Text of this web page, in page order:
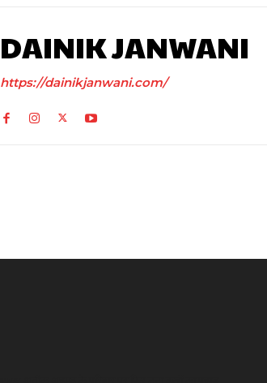
DAINIK JANWANI
https://dainikjanwani.com/